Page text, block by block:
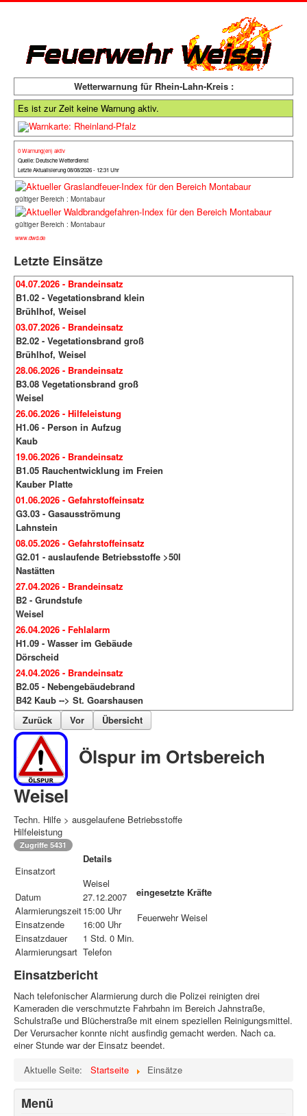
Wetterwarnung für Rhein-Lahn-Kreis :
Es ist zur Zeit keine Warnung aktiv.
0 Warnung(en) aktiv
Quelle: Deutsche Wetterdienst
Letzte Aktualisierung 08/08/2026 - 12:31 Uhr
gültiger Bereich : Montabaur
gültiger Bereich : Montabaur
www.dwd.de
Letzte Einsätze
04.07.2026 - Brandeinsatz
B1.02 - Vegetationsbrand klein
Brühlhof, Weisel
03.07.2026 - Brandeinsatz
B2.02 - Vegetationsbrand groß
Brühlhof, Weisel
28.06.2026 - Brandeinsatz
B3.08 Vegetationsbrand groß
Weisel
26.06.2026 - Hilfeleistung
H1.06 - Person in Aufzug
Kaub
19.06.2026 - Brandeinsatz
B1.05 Rauchentwicklung im Freien
Kauber Platte
01.06.2026 - Gefahrstoffeinsatz
G3.03 - Gasausströmung
Lahnstein
08.05.2026 - Gefahrstoffeinsatz
G2.01 - auslaufende Betriebsstoffe >50l
Nastätten
27.04.2026 - Brandeinsatz
B2 - Grundstufe
Weisel
26.04.2026 - Fehlalarm
H1.09 - Wasser im Gebäude
Dörscheid
24.04.2026 - Brandeinsatz
B2.05 - Nebengebäudebrand
B42 Kaub --> St. Goarshausen
Zurück
Vor Übersicht
Ölspur im Ortsbereich
Weisel
Techn. Hilfe > ausgelaufene Betriebsstoffe
Hilfeleistung
Zugriffe 5431
Einsatzort
Details
Weisel
Datum
27.12.2007
Alarmierungszeit15:00 Uhr
Einsatzende
16:00 Uhr
Einsatzdauer
1 Std. 0 Min.
Alarmierungsart Telefon
eingesetzte Kräfte
Feuerwehr Weisel
Einsatzbericht
Nach telefonischer Alarmierung durch die Polizei reinigten drei
Kameraden die verschmutzte Fahrbahn im Bereich Jahnstraße,
Schulstraße und Blücherstraße mit einem speziellen Reinigungsmittel.
Der Verursacher konnte nicht ausfindig gemacht werden. Nach ca.
einer Stunde war der Einsatz beendet.
Aktuelle Seite:
Startseite Einsätze
Menü